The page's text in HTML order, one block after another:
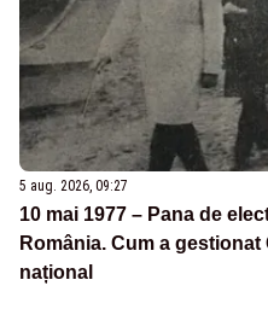
5 aug. 2026, 09:27
10 mai 1977 – Pana de
România. Cum a
național